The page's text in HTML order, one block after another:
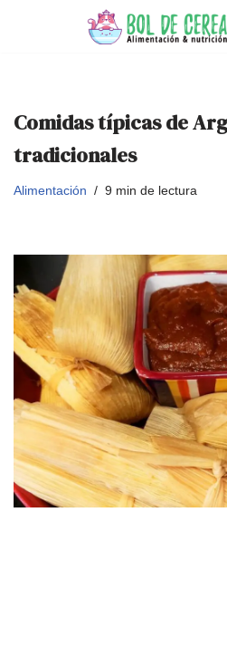
Comidas típicas de
tradicionales
Alimentación 9 min de lectura